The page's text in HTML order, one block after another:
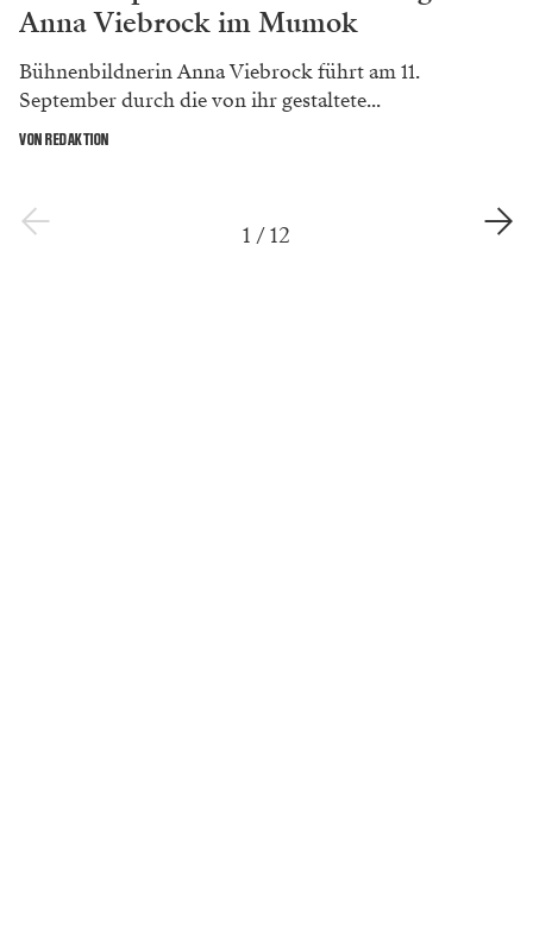
Anna Viebrock im Mumok
Bühnenbildnerin Anna Viebrock führt am 11.
September durch die von ihr gestaltete...
VON REDAKTION
1 /12